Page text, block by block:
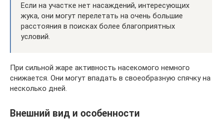
Если на участке нет насаждений, интересующих
жука, они могут перелетать на очень большие
расстояния в поисках более благоприятных
условий.
При сильной жаре активность насекомого немного
снижается. Они могут впадать в своеобразную спячку на
несколько дней.
Внешний вид и особенности